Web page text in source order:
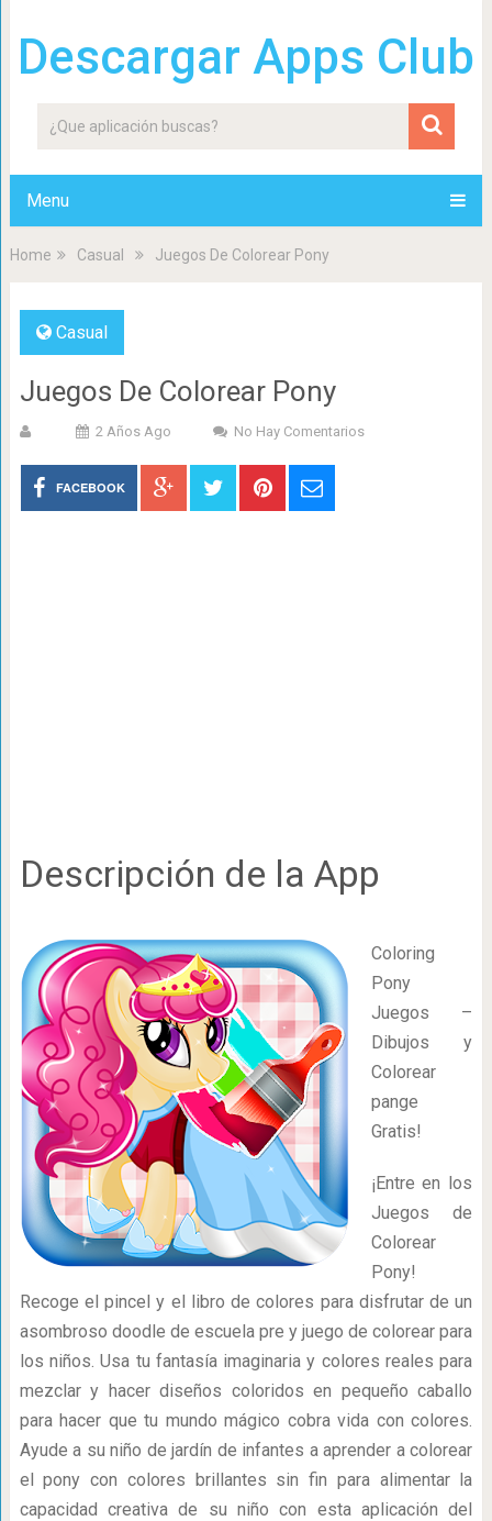
Descargar Apps Club
Menu
Home Casual Juegos De Colorear Pony
Casual
Juegos De Colorear Pony
2 Años Ago No Hay Comentarios
FACEBOOK
Descripción de la App
Coloring
Pony
Juegos –
Dibujos y
Colorear
pange
Gratis!
¡Entre en los
Juegos de
Colorear
Pony!
Recoge el pincel y el libro de colores para disfrutar de un
asombroso doodle de escuela pre y juego de colorear para
los niños. Usa tu fantasía imaginaria y colores reales para
mezclar y hacer diseños coloridos en pequeño caballo
para hacer que tu mundo mágico cobra vida con colores.
Ayude a su niño de jardín de infantes a aprender a colorear
el pony con colores brillantes sin fin para alimentar la
capacidad creativa de su niño con esta aplicación del